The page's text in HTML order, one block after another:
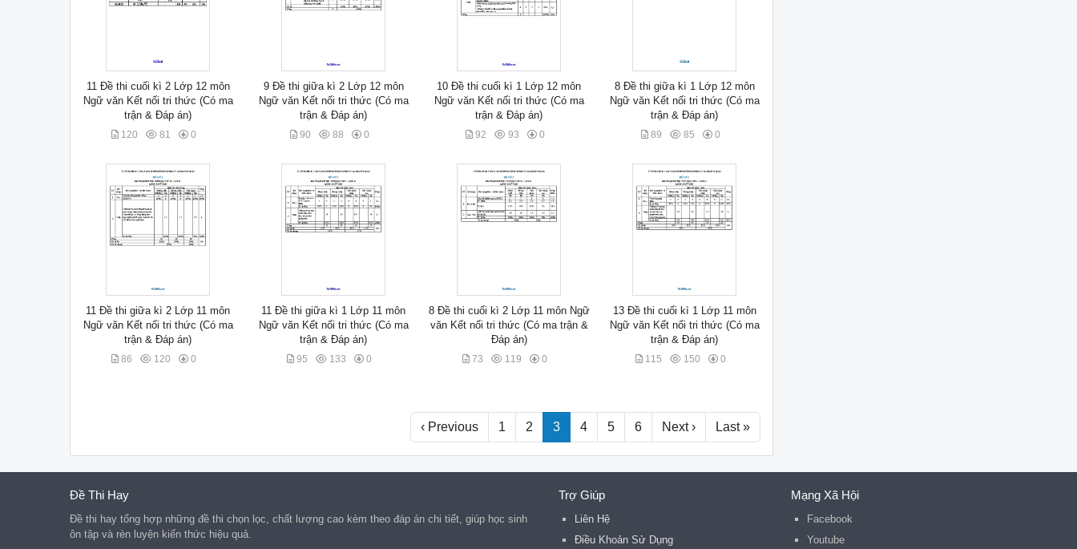
11 Đề thi cuối kì 2 Lớp 12 môn
Ngữ văn Kết nối tri thức (Có ma
trận & Đáp án)
120 81 0
9 Đề thi giữa kì 2 Lớp 12 môn
Ngữ văn Kết nối tri thức (Có ma
trận & Đáp án)
90 88 0
10 Đề thi cuối kì 1 Lớp 12 môn
Ngữ văn Kết nối tri thức (Có ma
trận & Đáp án)
92 93 0
8 Đề thi giữa kì 1 Lớp 12 môn
Ngữ văn Kết nối tri thức (Có ma
trận & Đáp án)
89 85 0
11 Đề thi giữa kì 2 Lớp 11 môn
Ngữ văn Kết nối tri thức (Có ma
trận & Đáp án)
86 120 0
11 Đề thi giữa kì 1 Lớp 11 môn
Ngữ văn Kết nối tri thức (Có ma
trận & Đáp án)
95 133 0
8 Đề thi cuối kì 2 Lớp 11 môn Ngữ
văn Kết nối tri thức (Có ma trận &
Đáp án)
73 119 0
13 Đề thi cuối kì 1 Lớp 11 môn
Ngữ văn Kết nối tri thức (Có ma
trận & Đáp án)
115 150 0
‹ Previous 1 2 3 4 5 6 Next › Last »
Đề Thi Hay
Đề thi hay tổng hợp những đề thi chọn lọc, chất lượng cao kèm theo đáp án chi tiết, giúp học sinh
ôn tập và rèn luyện kiến thức hiệu quả.
Trợ Giúp
Liên Hệ
Điều Khoản Sử Dụng
Mạng Xã Hội
Facebook
Youtube